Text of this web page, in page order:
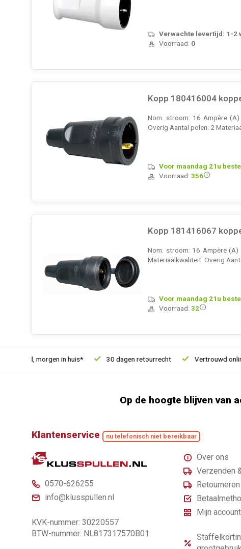
Verwachte levertijd: 1-2
Voorraad: 0
Kopp 180416004
Nom. stroom: 16 Ampère
Overig Aantal polen: 2
Voor maandag 21u
Voorraad: 356
Kopp 181416067
Nom. stroom: 16 Ampère (A)
Materiaalkwaliteit: Overig
Voor maandag 21u
Voorraad: 32
morgen in huis* 30 dagen retourrecht Vertrouwd online
Op de hoogte blijven van
Klantenservice nu telefonisch niet bereikbaar
0570-626255
info@klusspullen.nl
KVK-nummer: 30220557
BTW-nummer: NL817317570B01
Over ons
Verzenden
Retourneren
Mijn account